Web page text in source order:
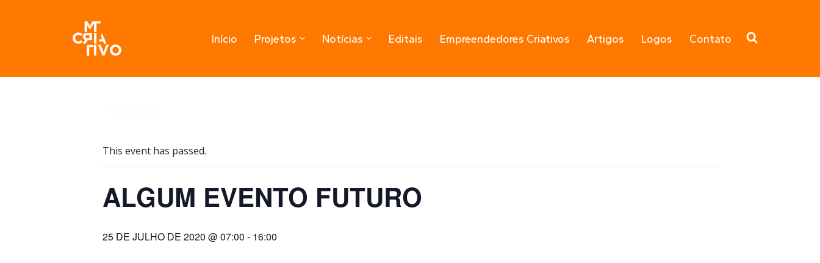
Início Projetos Notícias Editais Empreendedores Criativos Artigos Logos Contato
This event has passed.
ALGUM EVENTO FUTURO
25 DE JULHO DE 2020 @ 07:00 - 16:00